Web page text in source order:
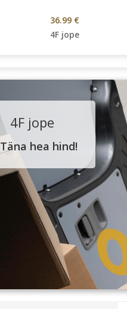
36.99 €
4F jope
4F jope
Täna hea hind!